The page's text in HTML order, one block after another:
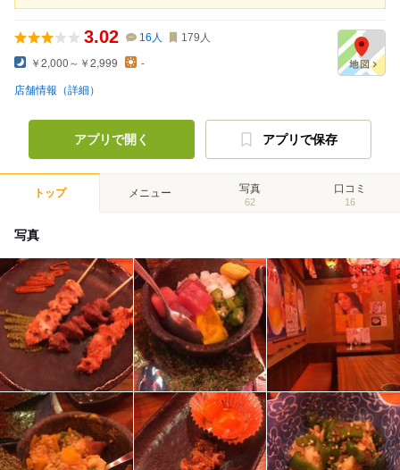
3.02 16 人 179 人
￥2,000～￥2,999 -
店舗情報（詳細）
アプリで開く アプリで保存
トップ メニュー 写真
62
口コミ
16
写真